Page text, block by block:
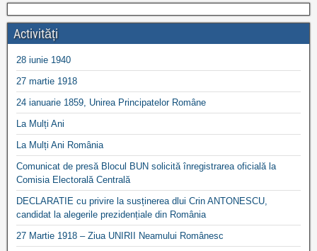
Activități
28 iunie 1940
27 martie 1918
24 ianuarie 1859, Unirea Principatelor Române
La Mulți Ani
La Mulți Ani România
Comunicat de presă Blocul BUN solicită înregistrarea oficială la
Comisia Electorală Centrală
DECLARATIE cu privire la susținerea dlui Crin ANTONESCU,
candidat la alegerile prezidențiale din România
27 Martie 1918 – Ziua UNIRII Neamului Românesc